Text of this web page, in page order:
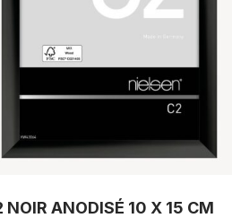
NOIR ANODISÉ 10 X 15 CM